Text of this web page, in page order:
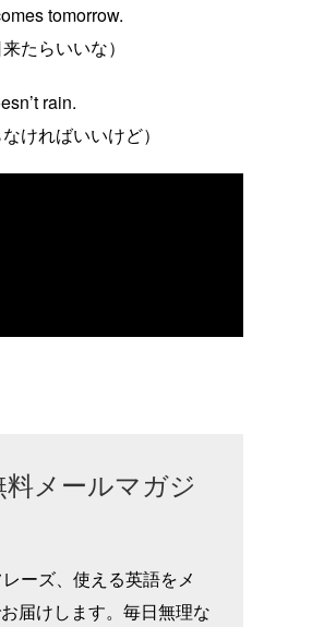
tomorrow.
たらいいな）
rain.
なければいいけど）
料メールマガジ
ーズ、使える英語をメ
届けします。毎日無理な